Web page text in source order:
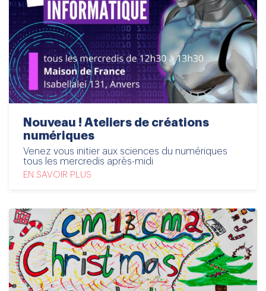
Nouveau ! Ateliers de créations
numériques
Venez vous initier aux sciences du numériques
tous les mercredis après-midi
EN SAVOIR PLUS